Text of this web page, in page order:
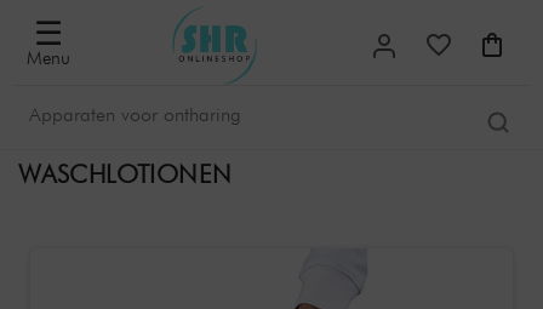
☰
Menu
WASCHLOTIONEN